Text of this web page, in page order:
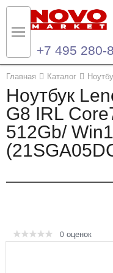
+7 495 280-
Главная Каталог
Ноутбук
G8 IRL
512Gb/
0 оценок
Назад
Каталог продукции
Ноутбуки и ультрабуки
Компьютеры
Опции и комплектующие
Назад
Контакты
Контактная информация